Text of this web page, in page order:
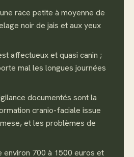
race petite à moyenne de
noir de jais et aux yeux
affectueux et quasi canin ;
mal les longues journées
documentés sont la
cranio-faciale issue
et les problèmes de
environ 700 à 1500 euros et